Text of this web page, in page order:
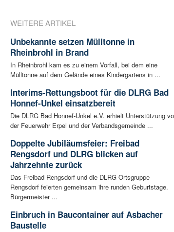
WEITERE ARTIKEL
Unbekannte setzen Mülltonne in
Rheinbrohl in Brand
In Rheinbrohl kam es zu einem Vorfall, bei dem eine
Mülltonne auf dem Gelände eines Kindergartens in ...
Interims-Rettungsboot für die DLRG Bad
Honnef-Unkel einsatzbereit
Die DLRG Bad Honnef-Unkel e.V. erhielt Unterstützung
der Feuerwehr Erpel und der Verbandsgemeinde ...
Doppelte Jubiläumsfeier: Freibad
Rengsdorf und DLRG blicken auf
Jahrzehnte zurück
Das Freibad Rengsdorf und die DLRG Ortsgruppe
Rengsdorf feierten gemeinsam ihre runden Geburtstage.
Bürgermeister ...
Einbruch in Baucontainer auf Asbacher
Baustelle